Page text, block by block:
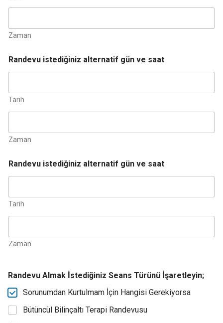
Zaman
Randevu istediğiniz alternatif gün ve saat
Tarih
Zaman
Randevu istediğiniz alternatif gün ve saat
Tarih
Zaman
Randevu Almak İstediğiniz Seans Türünü İşaretleyin;
Sorunumdan Kurtulmam İçin Hangisi Gerekiyorsa
Bütüncül Bilinçaltı Terapi Randevusu